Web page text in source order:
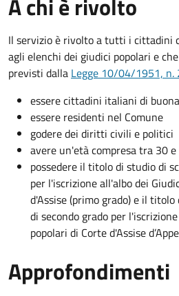
Il servizio è rivolto a tutti i cittadini
agli elenchi dei giudici popolari e
previsti dalla Legge 10/04/1951, n.
essere cittadini italiani di
essere residenti nel Comune
godere dei diritti civili e politici
avere un'età compresa tra 30
possedere il titolo di studio di
per l'iscrizione all'albo dei
d'Assise (primo grado) e il
di secondo grado per
popolari di Corte d'Assise
Approfondimenti